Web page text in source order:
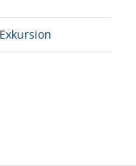
Exkursion